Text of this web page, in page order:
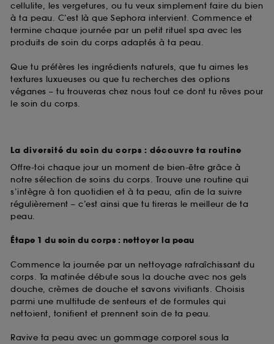
cellulite, les vergetures, ou tu veux simplement faire du bien
à ta peau. C’est là que Sephora intervient. Commence et
termine chaque journée par un petit rituel spa avec les
produits de soin du corps adaptés à ta peau.
Que tu préfères les ingrédients naturels, que tu aimes les
textures luxueuses ou que tu recherches des options
véganes – tu trouveras chez nous tout ce dont tu rêves pour
le soin du corps.
La diversité du soin du corps : découvre ta routine
Offre-toi chaque jour un moment de bien-être grâce à
notre sélection de soins du corps. Trouve une routine qui
s’intègre à ton quotidien et à ta peau, afin de la suivre
régulièrement – c’est ainsi que tu tireras le meilleur de ta
peau.
Étape 1 du soin du corps : nettoyer la peau
Commence la journée par un nettoyage rafraîchissant du
corps. Ta matinée débute sous la douche avec nos gels
douche, crèmes de douche et savons vivifiants. Choisis
parmi une multitude de senteurs et de formules qui
nettoient, tonifient et prennent soin de ta peau.
Ravive ta peau avec un gommage corporel sous la